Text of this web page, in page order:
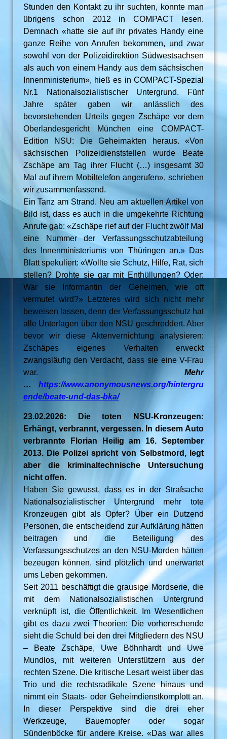
Stunden den Kontakt zu ihr suchten, konnte man
übrigens schon 2012 in COMPACT lesen.
Demnach «hatte sie auf ihr privates Handy eine
ganze Reihe von Anrufen bekommen, und zwar
sowohl von der Polizeidirektion Südwestsachsen
als auch von einem Handy aus dem sächsischen
Innenministerium», hieß es in COMPACT-Spezial
Nr.1 Nationalsozialistischer Untergrund. Fünf
Jahre später gaben wir anlässlich des
bevorstehenden Urteils gegen Zschäpe vor dem
Oberlandesgericht München eine COMPACT-
Edition NSU: Die Geheimakten heraus. «Von
sächsischen Polizeidienststellen wurde Beate
Zschäpe am Tag ihrer Flucht (…) insgesamt 30
Mal auf ihrem Mobiltelefon angerufen», schrieben
wir zusammenfassend.
Ein Tanz am Strand. Neu am aktuellen Artikel von
Bild ist, dass es auch in die umgekehrte Richtung
Anrufe gab: «Zschäpe rief auf der Flucht zwölf Mal
eine Nummer der Verfassungsschutzabteilung
des Innenministeriums von Thüringen an.» Das
Blatt spekuliert: «Wollte sie Schutz, Hilfe, Rat, sich
stellen? Drohte sie gar mit Enthüllungen? Oder:
War sie Informantin der Geheimen, wie oft
vermutet wird?» Letzteres wird sich nicht mehr
beweisen lassen, denn der Verfassungsschutz hat
alle Unterlagen über den NSU geschreddert. Aber
bevor wir diese Aktenvernichtung analysieren:
Zschäpes eigenes Verhalten erweckt
zwangsläufig den Verdacht, dass sie eine V-Frau
war.Mehr
…https://www.anonymousnews.org/hintergru
ende/beate-und-das-bka/
23.02.2026: Die toten NSU-Kronzeugen:
Erhängt, verbrannt, vergessen. In diesem Auto
verbrannte Florian Heilig am 16. September
2013. Die Polizei spricht von Selbstmord, legt
aber die kriminaltechnische Untersuchung
nicht offen.
Haben Sie gewusst, dass es in der Strafsache
Nationalsozialistischer Untergrund mehr tote
Kronzeugen gibt als Opfer? Über ein Dutzend
Personen, die entscheidend zur Aufklärung hätten
beitragen und die Beteiligung des
Verfassungsschutzes an den NSU-Morden hätten
bezeugen können, sind plötzlich und unerwartet
ums Leben gekommen.
Seit 2011 beschäftigt die grausige Mordserie, die
mit dem Nationalsozialistischen Untergrund
verknüpft ist, die Öffentlichkeit. Im Wesentlichen
gibt es dazu zwei Theorien: Die vorherrschende
sieht die Schuld bei den drei Mitgliedern des NSU
– Beate Zschäpe, Uwe Böhnhardt und Uwe
Mundlos, mit weiteren Unterstützern aus der
rechten Szene. Die kritische Lesart weist über das
Trio und die rechtsradikale Szene hinaus und
nimmt ein Staats- oder Geheimdienstkomplott an.
In dieser Perspektive sind die drei eher
Werkzeuge, Bauernopfer oder sogar
Sündenböcke für andere Kreise. «Das war alles